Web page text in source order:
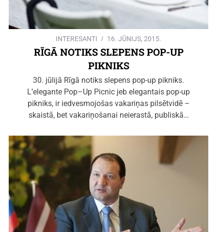
INTERESANTI 16. JŪNIJS, 2015.
RĪGĀ NOTIKS SLEPENS POP-UP
PIKNIKS
30. jūlijā Rīgā notiks slepens pop-up pikniks.
L’elegante Pop–Up Picnic jeb elegantais pop-up
pikniks, ir iedvesmojošas vakariņas pilsētvidē –
skaistā, bet vakariņošanai neierastā, publiskā…